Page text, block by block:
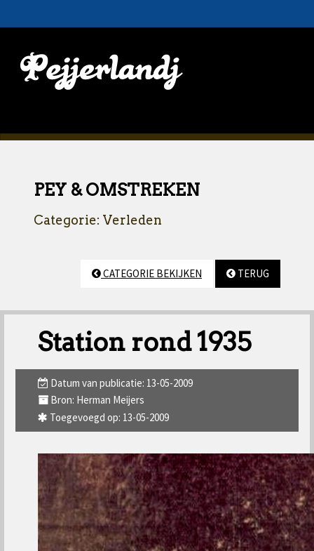
PEY & OMSTREKEN
Categorie: Verleden
CATEGORIE BEKIJKEN TERUG
Station rond 1935
Datum van publicatie: 13-05-2009
Bron: Herman Meijers
Toegevoegd op: 13-05-2009